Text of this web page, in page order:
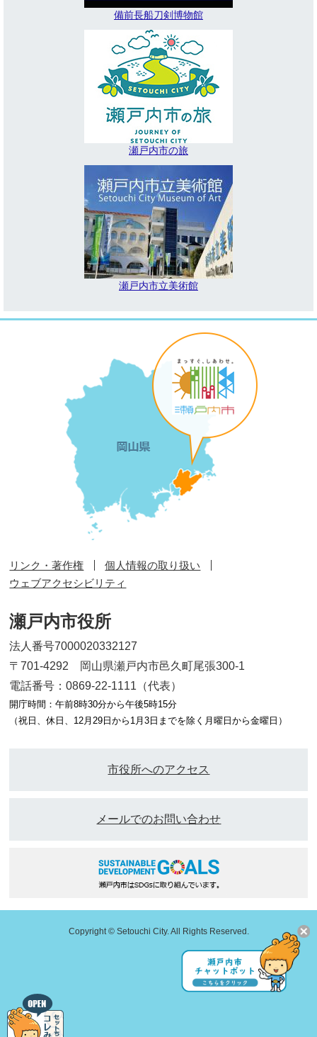
備前長船刀剣博物館
瀬戸内市の旅
瀬戸内市立美術館
リンク・著作権
個人情報の取り扱い
ウェブアクセシビリティ
瀬戸内市役所
法人番号7000020332127
〒701-4292 岡山県瀬戸内市邑久町尾張300-1
電話番号：0869-22-1111（代表）
開庁時間：午前8時30分から午後5時15分
（祝日、休日、12月29日から1月3日までを除く月曜日から金曜日）
市役所へのアクセス
メールでのお問い合わせ
Copyright © Setouchi City. All Rights Reserved.